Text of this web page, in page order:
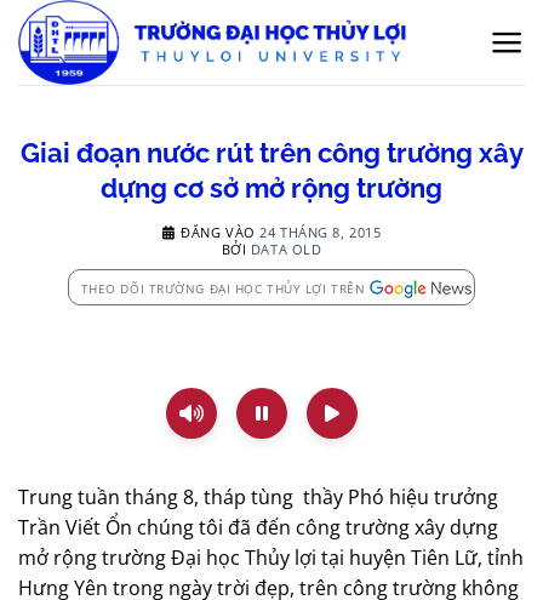
qua
nội
Giai đoạn nước rút trên công trường xây
dựng cơ sở mở rộng trường
ĐĂNG VÀO 24 THÁNG 8, 2015
BỞI DATA OLD
THEO DÕI TRƯỜNG ĐẠI HỌC THỦY LỢI TRÊN
Trung tuần tháng 8, tháp tùng thầy Phó hiệu trưởng
Trần Viết Ổn chúng tôi đã đến công trường xây dựng
mở rộng trường Đại học Thủy lợi tại huyện Tiên Lữ, tỉnh
Hưng Yên trong ngày trời đẹp, trên công trường không